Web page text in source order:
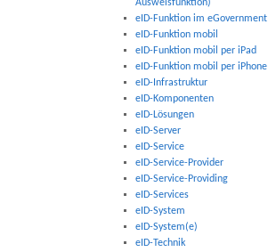
Ausweisfunktion)
eID-Funktion im eGovernment
eID-Funktion mobil
eID-Funktion mobil per iPad
eID-Funktion mobil per iPhone
eID-Infrastruktur
eID-Komponenten
eID-Lösungen
eID-Server
eID-Service
eID-Service-Provider
eID-Service-Providing
eID-Services
eID-System
eID-System(e)
eID-Technik